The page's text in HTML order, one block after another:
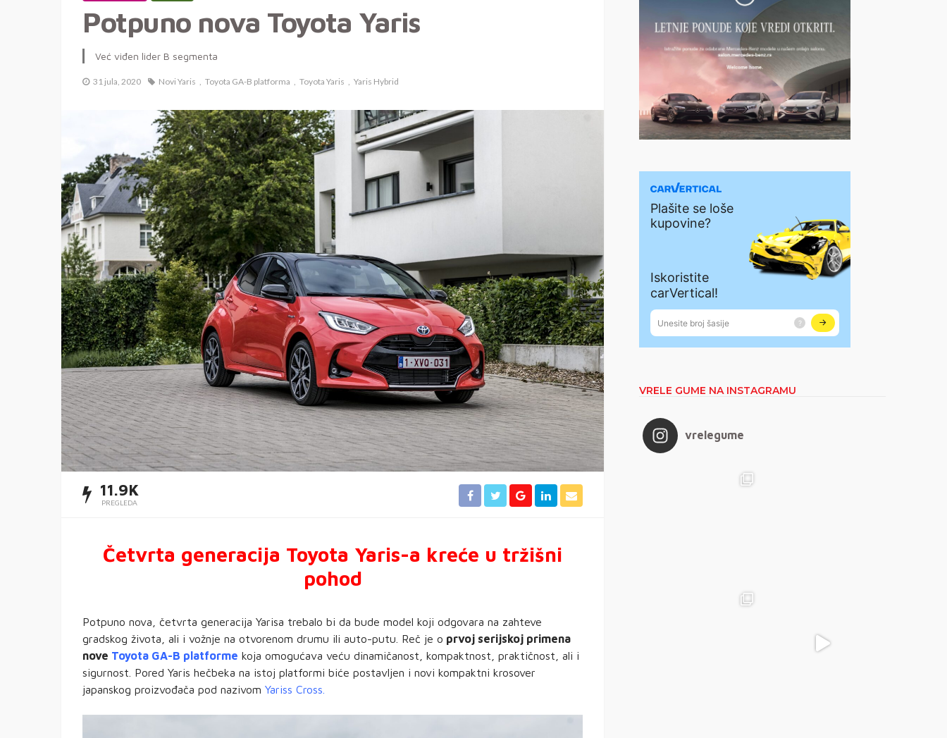
Potpuno nova Toyota Yaris
Već viđen lider B segmenta
31 jula, 2020 Novi Yaris Toyota GA-B platforma Toyota Yaris Yaris Hybrid
11.9K
PREGLEDA
Četvrta generacija Toyota Yaris-a kreće u tržišni
pohod
Potpuno nova, četvrta generacija Yarisa trebalo bi da bude model koji odgovara na zahteve
gradskog života, ali i vožnje na otvorenom drumu ili auto-putu. Reč je o prvoj serijskoj primena
nove Toyota GA-B platforme koja omogućava veću dinamičanost, kompaktnost, praktičnost, ali i
sigurnost. Pored Yaris hečbeka na istoj platformi biće postavljen i novi kompaktni krosover
japanskog proizvođača pod nazivom Yariss Cross.
VRELE GUME NA INSTAGRAMU
vrelegume